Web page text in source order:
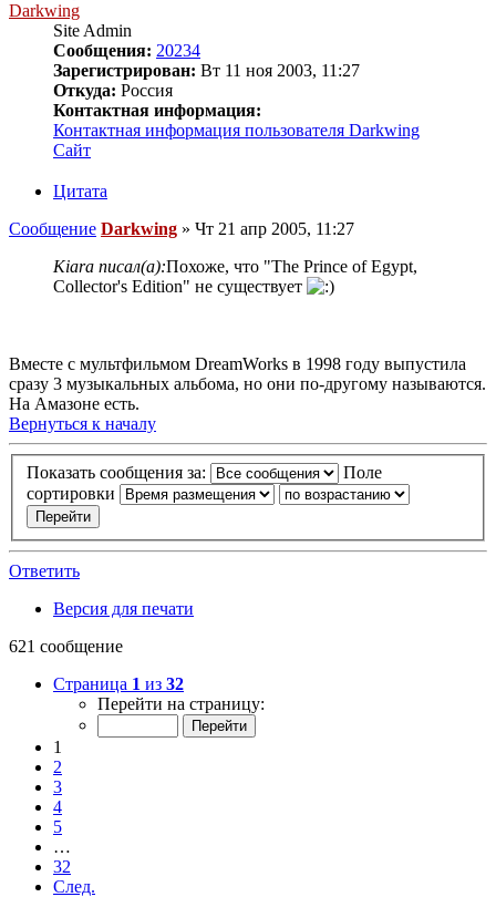
Darkwing
Site Admin
Сообщения: 20234
Зарегистрирован: Вт 11 ноя 2003, 11:27
Откуда: Россия
Контактная информация:
Контактная информация пользователя Darkwing
Сайт
Цитата
Сообщение Darkwing » Чт 21 апр 2005, 11:27
Kiara писал(а):Похоже, что "The Prince of Egypt,
Collector's Edition" не существует
Вместе с мультфильмом DreamWorks в 1998 году выпустила
сразу 3 музыкальных альбома, но они по-другому называются.
На Амазоне есть.
Вернуться к началу
Показать сообщения за:
Поле
сортировки
Ответить
Версия для печати
621 сообщение
Страница 1 из 32
Перейти на страницу:
1
2
3
4
5
…
32
След.